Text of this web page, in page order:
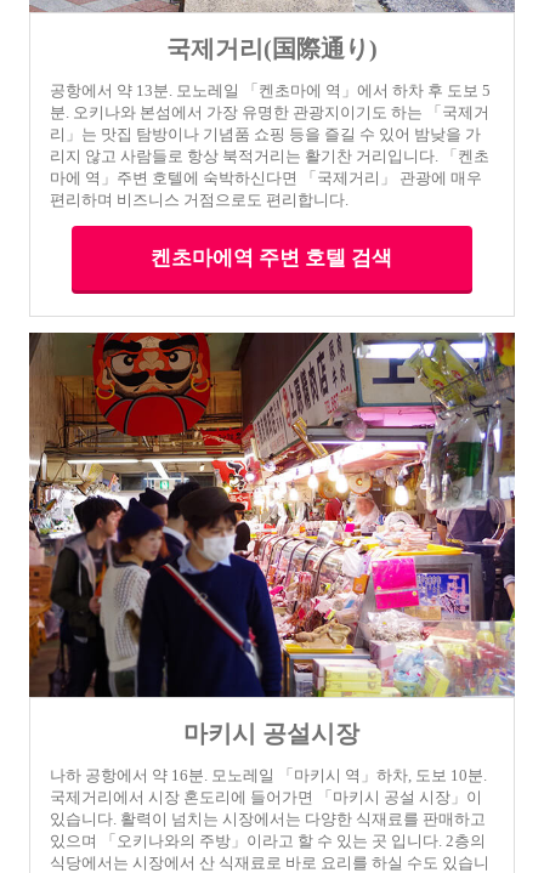
국제거리(国際通り)
공항에서 약 13분. 모노레일 「켄초마에 역」에서 하차 후 도보 5
분. 오키나와 본섬에서 가장 유명한 관광지이기도 하는 「국제거
리」는 맛집 탐방이나 기념품 쇼핑 등을 즐길 수 있어 밤낮을 가
리지 않고 사람들로 항상 북적거리는 활기찬 거리입니다. 「켄초
마에 역」주변 호텔에 숙박하신다면 「국제거리」 관광에 매우
편리하며 비즈니스 거점으로도 편리합니다.
켄초마에역 주변 호텔 검색
마키시 공설시장
나하 공항에서 약 16분. 모노레일 「마키시 역」하차, 도보 10분.
국제거리에서 시장 혼도리에 들어가면 「마키시 공설 시장」이
있습니다. 활력이 넘치는 시장에서는 다양한 식재료를 판매하고
있으며 「오키나와의 주방」이라고 할 수 있는 곳 입니다. 2층의
식당에서는 시장에서 산 식재료로 바로 요리를 하실 수도 있습니